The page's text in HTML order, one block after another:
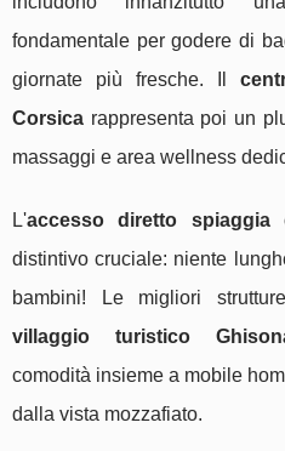
fondamentale per godere di
giornate più fresche. Il
Corsica rappresenta poi un
massaggi e area wellness
L'accesso diretto spiaggia
distintivo cruciale: niente
bambini! Le migliori
villaggio turistico
comodità insieme a mobile
dalla vista mozzafiato.